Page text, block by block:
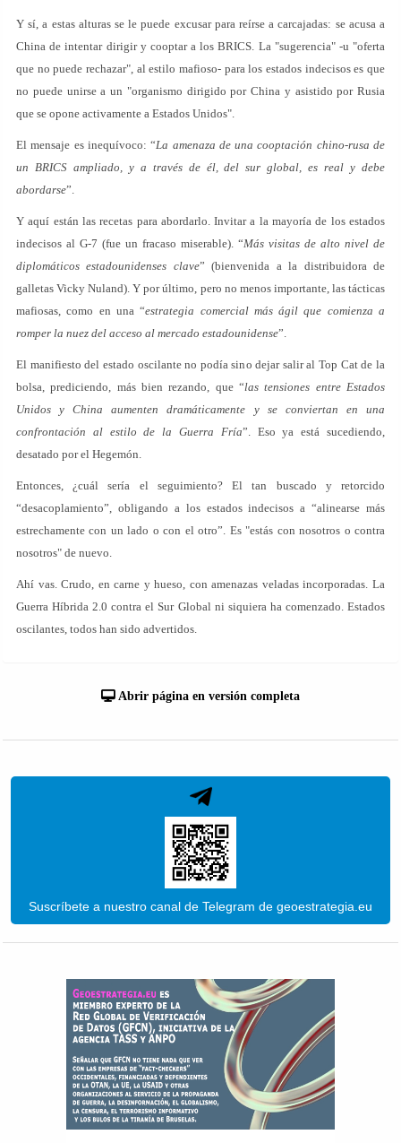
Y sí, a estas alturas se le puede excusar para reírse a carcajadas: se acusa a
China de intentar dirigir y cooptar a los BRICS. La "sugerencia" -u "oferta
que no puede rechazar", al estilo mafioso- para los estados indecisos es que
no puede unirse a un "organismo dirigido por China y asistido por Rusia
que se opone activamente a Estados Unidos".
El mensaje es inequívoco: “La amenaza de una cooptación chino-rusa de
un BRICS ampliado, y a través de él, del sur global, es real y debe
abordarse”.
Y aquí están las recetas para abordarlo. Invitar a la mayoría de los estados
indecisos al G-7 (fue un fracaso miserable). “Más visitas de alto nivel de
diplomáticos estadounidenses clave” (bienvenida a la distribuidora de
galletas Vicky Nuland). Y por último, pero no menos importante, las tácticas
mafiosas, como en una “estrategia comercial más ágil que comienza a
romper la nuez del acceso al mercado estadounidense”.
El manifiesto del estado oscilante no podía sino dejar salir al Top Cat de la
bolsa, prediciendo, más bien rezando, que “las tensiones entre Estados
Unidos y China aumenten dramáticamente y se conviertan en una
confrontación al estilo de la Guerra Fría”. Eso ya está sucediendo,
desatado por el Hegemón.
Entonces, ¿cuál sería el seguimiento? El tan buscado y retorcido
“desacoplamiento”, obligando a los estados indecisos a “alinearse más
estrechamente con un lado o con el otro”. Es "estás con nosotros o contra
nosotros" de nuevo.
Ahí vas. Crudo, en carne y hueso, con amenazas veladas incorporadas. La
Guerra Híbrida 2.0 contra el Sur Global ni siquiera ha comenzado. Estados
oscilantes, todos han sido advertidos.
Abrir página en versión completa
Suscríbete a nuestro canal de Telegram de geoestrategia.eu